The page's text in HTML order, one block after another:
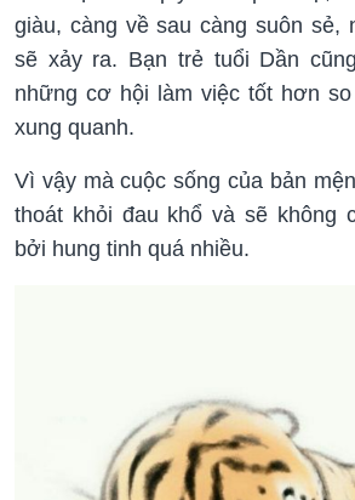
giàu, càng về sau càng suôn sẻ,
sẽ xảy ra. Bạn trẻ tuổi Dần
những cơ hội làm việc tốt hơn
xung quanh.
Vì vậy mà cuộc sống của bản
thoát khỏi đau khổ và sẽ không
bởi hung tinh quá nhiều.